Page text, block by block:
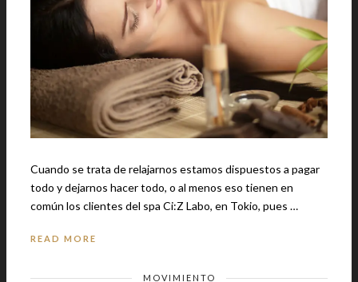
Cuando se trata de relajarnos estamos dispuestos a pagar
todo y dejarnos hacer todo, o al menos eso tienen en
común los clientes del spa Ci:Z Labo, en Tokio, pues …
READ MORE
MOVIMIENTO